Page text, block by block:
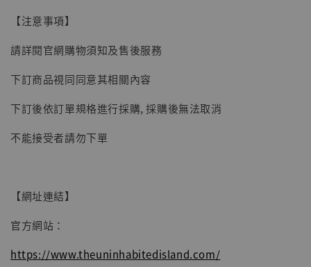
【現貨】BJSTUDIO 1/6系列可動蒐藏人偶 讓
NT$ 4,980
NT$ 5,300
【注意事項】
請詳閱官網購物須知及售後服務
下訂商品視同同意其相關內容
下訂後依訂單規格進行採購, 採購後無法取消
不能接受者請勿下單
【網址連結】
官方網站：
https://www.theuninhabitedisland.com/